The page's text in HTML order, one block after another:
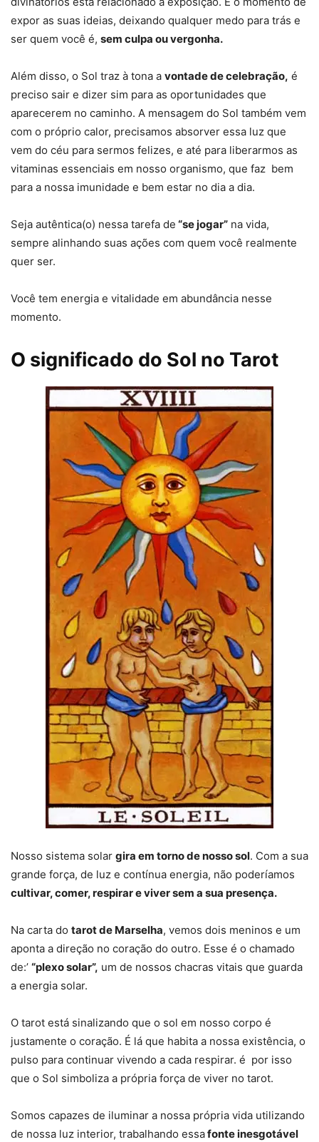
expor as suas ideias, deixando qualquer medo para trás e
ser quem você é, sem culpa ou vergonha.
Além disso, o Sol traz à tona a vontade de celebração, é
preciso sair e dizer sim para as oportunidades que
aparecerem no caminho. A mensagem do Sol também vem
com o próprio calor, precisamos absorver essa luz que
vem do céu para sermos felizes, e até para liberarmos as
vitaminas essenciais em nosso organismo, que faz bem
para a nossa imunidade e bem estar no dia a dia.
Seja autêntica(o) nessa tarefa de “se jogar” na vida,
sempre alinhando suas ações com quem você realmente
quer ser.
Você tem energia e vitalidade em abundância nesse
momento.
O significado do Sol no Tarot
Nosso sistema solar gira em torno de nosso sol. Com a sua
grande força, de luz e contínua energia, não poderíamos
cultivar, comer, respirar e viver sem a sua presença.
Na carta do tarot de Marselha, vemos dois meninos e um
aponta a direção no coração do outro. Esse é o chamado
de:’ “plexo solar”, um de nossos chacras vitais que guarda
a energia solar.
O tarot está sinalizando que o sol em nosso corpo é
justamente o coração. É lá que habita a nossa existência, o
pulso para continuar vivendo a cada respirar. é por isso
que o Sol simboliza a própria força de viver no tarot.
Somos capazes de iluminar a nossa própria vida utilizando
de nossa luz interior, trabalhando essafonte inesgotável